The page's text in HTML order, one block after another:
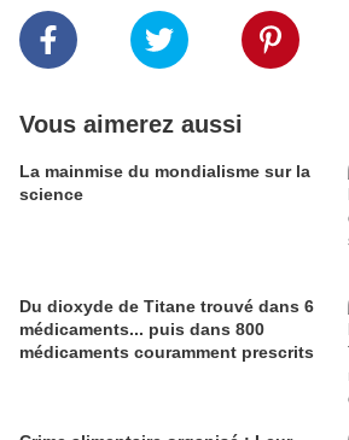
Vous aimerez aussi
La mainmise du mondialisme sur la
science
Du dioxyde de Titane trouvé dans 6
médicaments... puis dans 800
médicaments couramment prescrits